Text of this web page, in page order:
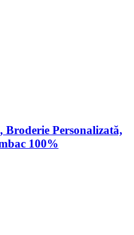
Personalizată,
100%